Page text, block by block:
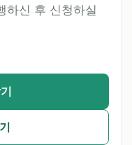
하신 후 신청하실